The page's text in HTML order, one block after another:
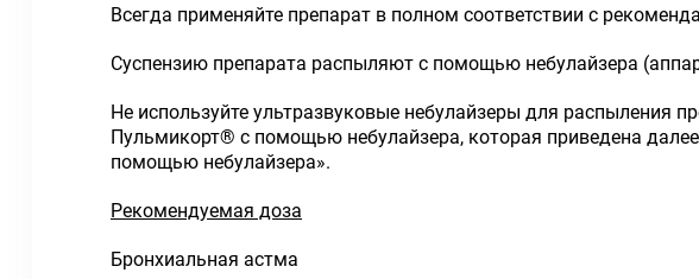
Всегда применяйте препарат в полном соответствии с
Суспензию препарата распыляют с помощью небулайзера
Не используйте ультразвуковые небулайзеры для распыления
Пульмикорт® с помощью небулайзера, которая приведена
помощью небулайзера».
Рекомендуемая доза
Бронхиальная астма